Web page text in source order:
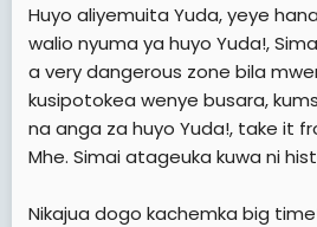
Huyo aliyemuita Yuda, yeye
walio nyuma ya huyo Yuda!,
a very dangerous zone bila
kusipotokea wenye busara,
na anga za huyo Yuda!, take it
Mhe. Simai atageuka kuwa ni
Nikajua dogo kachemka big